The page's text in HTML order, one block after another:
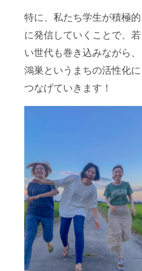
特に、私たち学生が積極的
に発信していくことで、若
い世代も巻き込みながら、
鴻巣というまちの活性化に
つなげていきます！